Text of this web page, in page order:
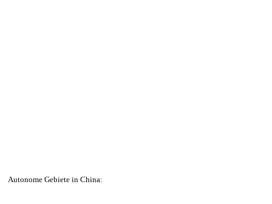
Autonome Gebiete in China: